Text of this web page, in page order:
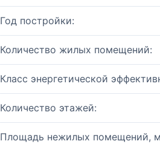
Год постройки:
Количество жилых помещений:
Класс энергетической
Количество этажей:
Площадь нежилых помещений,